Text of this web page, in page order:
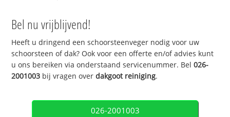
Bel nu vrijblijvend!
Heeft u dringend een schoorsteenveger nodig voor uw
schoorsteen of dak? Ook voor een offerte en/of advies kunt
u ons bereiken via onderstaand servicenummer. Bel026-
2001003 bij vragen overdakgoot reiniging.
026-2001003